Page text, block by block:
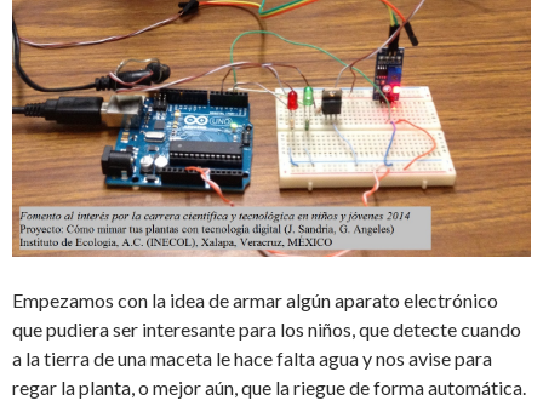
Empezamos con la idea de armar algún aparato electrónico
que pudiera ser interesante para los niños, que detecte cuando
a la tierra de una maceta le hace falta agua y nos avise para
regar la planta, o mejor aún, que la riegue de forma automática.